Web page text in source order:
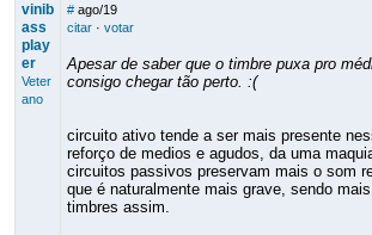
vinib
ass
play
er
Veter
ano
# ago/19
citar· votar
Apesar de saber que o timbre puxa pro
consigo chegar tão perto. :(
circuito ativo tende a ser mais presente
reforço de medios e agudos, da uma
circuitos passivos preservam mais o som
que é naturalmente mais grave, sendo
timbres assim.